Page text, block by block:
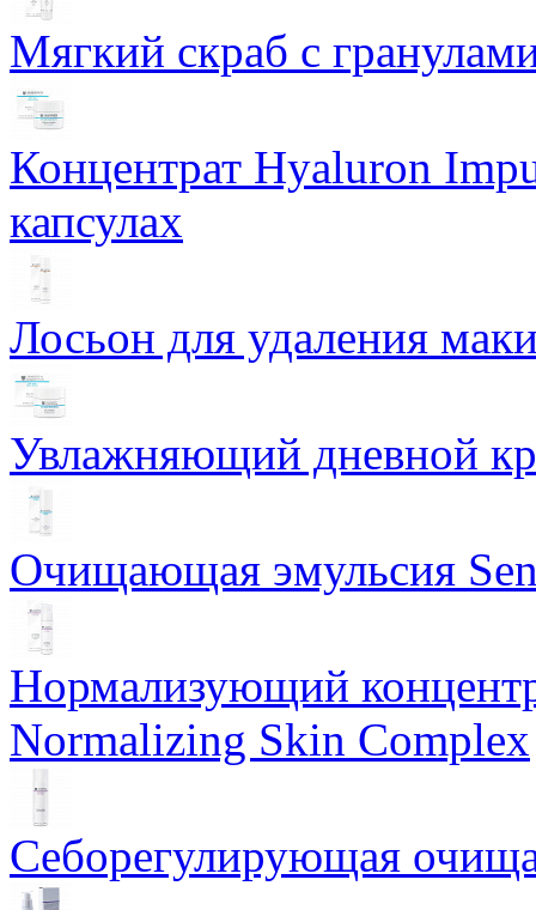
Мягкий скраб с
Концентрат Hyaluron
капсулах
Лосьон для удаления
Увлажняющий дневной
Очищающая эмульсия
Нормализующий
Normalizing Skin Complex
Себорегулирующая